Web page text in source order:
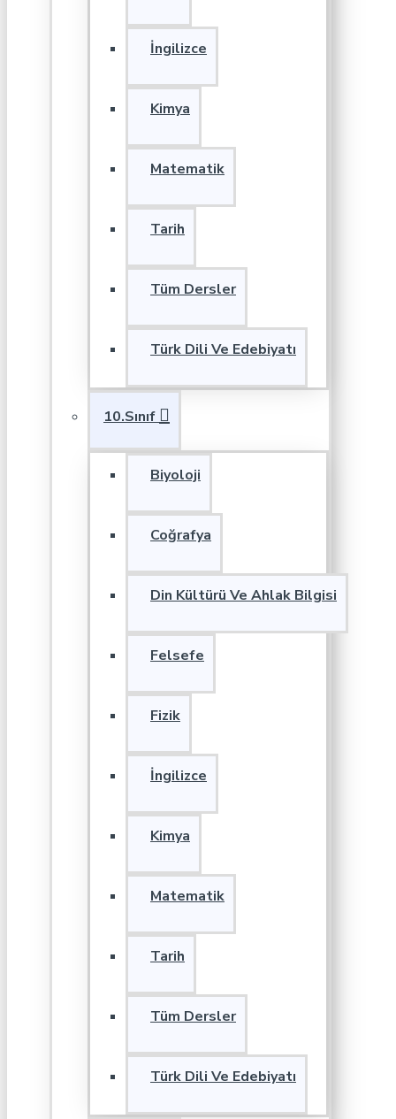
İngilizce
Kimya
Matematik
Tarih
Tüm Dersler
Türk Dili Ve Edebiyatı
10.Sınıf
Biyoloji
Coğrafya
Din Kültürü Ve Ahlak Bilgisi
Felsefe
Fizik
İngilizce
Kimya
Matematik
Tarih
Tüm Dersler
Türk Dili Ve Edebiyatı